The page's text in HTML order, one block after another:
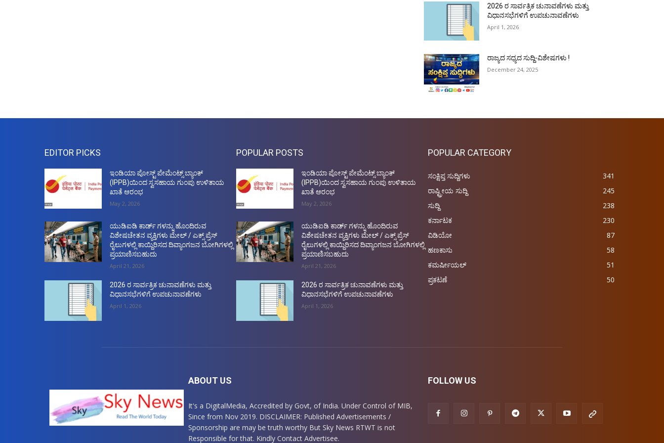
2026 ರ ಸಾರ್ವತ್ರಿಕ ಚುನಾವಣೆಗಳು ಮತ್ತು
ವಿಧಾನಸಭೆಗಳಿಗೆ ಉಪಚುನಾವಣೆಗಳು
April 1, 2026
ರಾಜ್ಯದ ಸಧ್ಯದ ಸುದ್ದಿ-ವಿಶೇಷಗಳು !
December 24, 2025
EDITOR PICKS
ಇಂಡಿಯಾ ಪೋಸ್ಟ್ ಪೇಮೆಂಟ್ಸ್ ಬ್ಯಾಂಕ್
(IPPB)ಯಿಂದ ಸ್ವಸಹಾಯ ಗುಂಪು ಉಳಿತಾಯ
ಖಾತೆ ಆರಂಭ
May 2, 2026
ಯುಡಿಐಡಿ ಕಾರ್ಡ್ ಗಳನ್ನು ಹೊಂದಿರುವ
ವಿಶೇಷಚೇತನ ವ್ಯಕ್ತಿಗಳು ಮೇಲ್ / ಎಕ್ಸ್ ಪ್ರೆಸ್
ರೈಲುಗಳಲ್ಲಿ ಕಾಯ್ದಿರಿಸದ ದಿವ್ಯಾಂಗಜನ ಬೋಗಿಗಳಲ್ಲಿ
ಪ್ರಯಾಣಿಸಬಹುದು
April 21, 2026
2026 ರ ಸಾರ್ವತ್ರಿಕ ಚುನಾವಣೆಗಳು ಮತ್ತು
ವಿಧಾನಸಭೆಗಳಿಗೆ ಉಪಚುನಾವಣೆಗಳು
April 1, 2026
POPULAR POSTS
ಇಂಡಿಯಾ ಪೋಸ್ಟ್ ಪೇಮೆಂಟ್ಸ್ ಬ್ಯಾಂಕ್
(IPPB)ಯಿಂದ ಸ್ವಸಹಾಯ ಗುಂಪು ಉಳಿತಾಯ
ಖಾತೆ ಆರಂಭ
May 2, 2026
ಯುಡಿಐಡಿ ಕಾರ್ಡ್ ಗಳನ್ನು ಹೊಂದಿರುವ
ವಿಶೇಷಚೇತನ ವ್ಯಕ್ತಿಗಳು ಮೇಲ್ / ಎಕ್ಸ್ ಪ್ರೆಸ್
ರೈಲುಗಳಲ್ಲಿ ಕಾಯ್ದಿರಿಸದ ದಿವ್ಯಾಂಗಜನ ಬೋಗಿಗಳಲ್ಲಿ
ಪ್ರಯಾಣಿಸಬಹುದು
April 21, 2026
2026 ರ ಸಾರ್ವತ್ರಿಕ ಚುನಾವಣೆಗಳು ಮತ್ತು
ವಿಧಾನಸಭೆಗಳಿಗೆ ಉಪಚುನಾವಣೆಗಳು
April 1, 2026
POPULAR CATEGORY
ಸಂಕ್ಷಿಪ್ತ ಸುದ್ದಿಗಳು
341
ರಾಷ್ಟ್ರೀಯ ಸುದ್ದಿ
245
ಸುದ್ದಿ
238
ಕರ್ನಾಟಕ
230
ವಿಡಿಯೋ
87
ಹಣಕಾಸು
58
ಕಮರ್ಷೀಯಲ್
51
ಪ್ರಕಟಣೆ
50
ABOUT US
It's a DigitalMedia, Accredited by Govt, of India. Under Control of MIB,
Since from Nov 2019. DISCLAIMER: Published Advertisements /
Sponsorship are may be truth worthy But Sky News RTWT is not
Responsible for that. Kindly Contact Advertisee.
FOLLOW US